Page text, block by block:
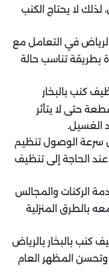
لا يحتاج الكنب
في التعامل مع
بطريقة تناسب حالة
كنب بالبخار
حتى لا يتأثر
الغسيل.
سرعة الوصول تنظيم
عند الحاجة إلى تنظيف
الركنات والمجالس
بالطرق المنزلية
كنب بالبخار بالرياض
المظهر العام